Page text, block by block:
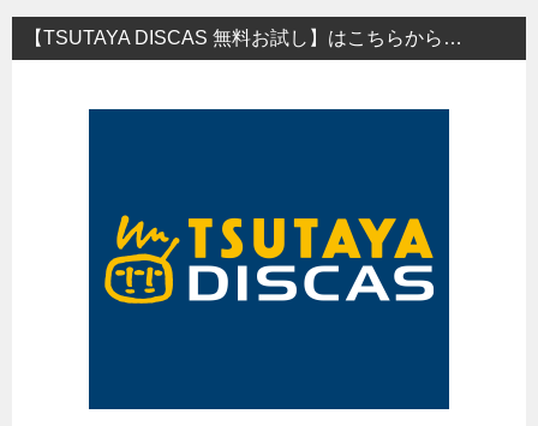
【TSUTAYA DISCAS 無料お試し】はこちらから…